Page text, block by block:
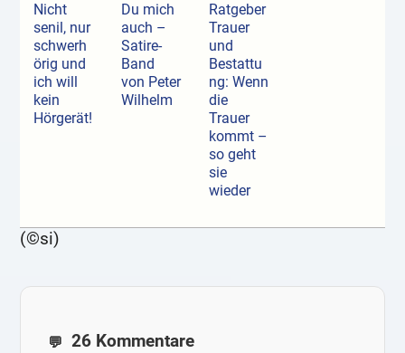
Nicht
senil, nur
schwerh
örig und
ich will
kein
Hörgerät!
Du mich
auch –
Satire-
Band
von Peter
Wilhelm
Ratgeber
Trauer
und
Bestattu
ng: Wenn
die
Trauer
kommt –
so geht
sie
wieder
(©si)
26 Kommentare